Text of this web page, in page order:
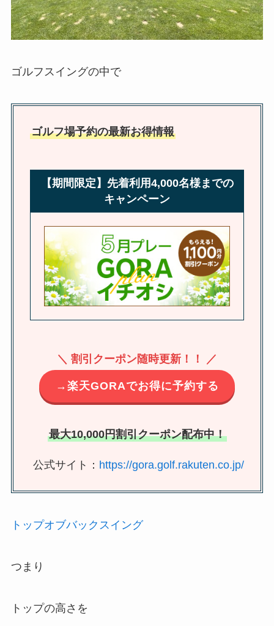
ゴルフスイングの中で
ゴルフ場予約の最新お得情報
【期間限定】先着利用4,000名様までの
キャンペーン
＼ 割引クーポン随時更新！！ ／
→楽天GORAでお得に予約する
最大10,000円割引クーポン配布中！
公式サイト： https://gora.golf.rakuten.co.jp/
トップオブバックスイング
つまり
トップの高さを